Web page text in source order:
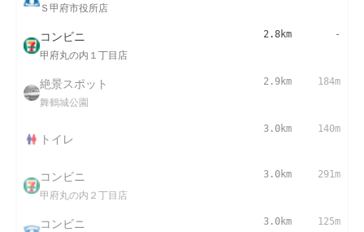
Ｓ甲府市役所店
コンビニ
甲府丸の内１丁目店
2.8km -
絶景スポット
舞鶴城公園
2.9km 184m
トイレ
3.0km 140m
コンビニ
甲府丸の内２丁目店
3.0km 291m
コンビニ 3.0km 125m